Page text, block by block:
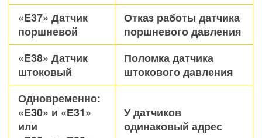
«E37» Датчик
поршневой
Отказ работы датчика
поршневого давления
«E38» Датчик
штоковый
Поломка датчика
штокового давления
Одновременно:
«E30» и «Е31»
или
У датчиков
одинаковый адрес